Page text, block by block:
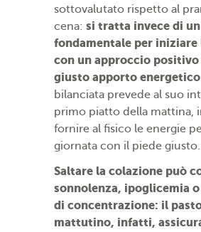
sottovalutato rispetto al
cena: si tratta invece di
fondamentale per iniziare
con un approccio positivo
giusto apporto energetico
bilanciata prevede al suo
primo piatto della mattina,
fornire al fisico le energie
giornata con il piede giusto.
Saltare la colazione può
sonnolenza, ipoglicemia
di concentrazione: il
mattutino, infatti,